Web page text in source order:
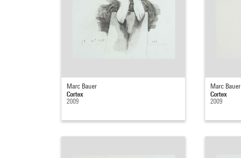
Marc Bauer
Cortex
2009
Marc Bauer
Cortex
2009